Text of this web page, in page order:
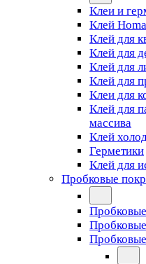
Клеи и
Клей
Клей для
Клей для
Клей для
Клей для
Клеи для
Клей для
массива
Клей
Герметики
Клей для
Пробковые